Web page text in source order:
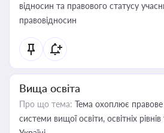
відносин та правового статусу
правовідносин
Вища освіта
Про що тема: Тема охоплює
системи вищої освіти, освітніх рівнів